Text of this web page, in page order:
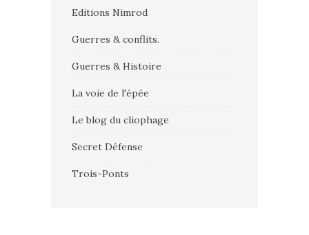
Editions Nimrod
Guerres & conflits.
Guerres & Histoire
La voie de l'épée
Le blog du cliophage
Secret Défense
Trois-Ponts